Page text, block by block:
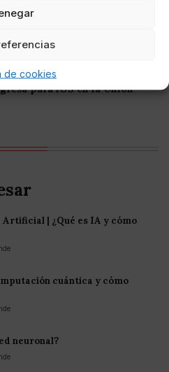
de cookies
para iOS en la Unión
| ¿Qué es IA y cómo
cuántica y cómo
neuronal?